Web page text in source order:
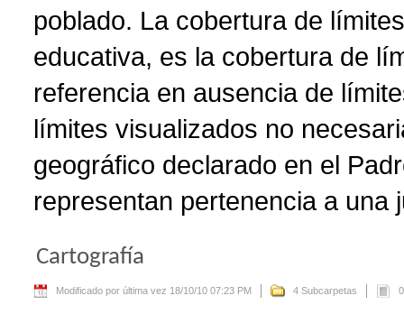
poblado. La cobertura de
educativa, es la cobertura de
referencia en ausencia de
límites visualizados no
geográfico declarado en el
representan pertenencia a una
Cartografía
Modificado por última vez 18/10/10 07:23 PM 4 Subcarpetas